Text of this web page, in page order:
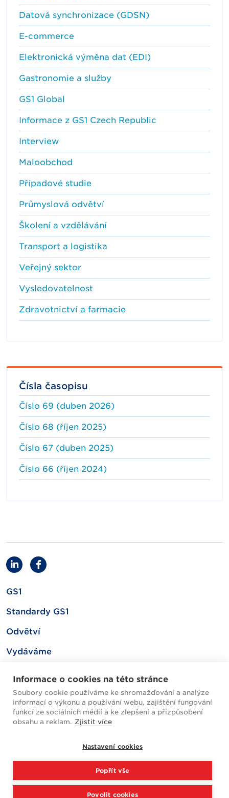
Datová synchronizace (GDSN)
E-commerce
Elektronická výměna dat (EDI)
Gastronomie a služby
GS1 Global
Informace z GS1 Czech Republic
Interview
Maloobchod
Případové studie
Průmyslová odvětví
Školení a vzdělávání
Transport a logistika
Veřejný sektor
Vysledovatelnost
Zdravotnictví a farmacie
Čísla časopisu
Číslo 69 (duben 2026)
Číslo 68 (říjen 2025)
Číslo 67 (duben 2025)
Číslo 66 (říjen 2024)
GS1
Standardy GS1
Odvětví
Vydáváme
Mapa webu
Informace o cookies na této stránce
Soubory cookie používáme ke shromažďování a analýze
informací o výkonu a používání webu, zajištění fungování
funkcí ze sociálních médií a ke zlepšení a přizpůsobení
obsahu a reklam. Zjistit více
Nastavení cookies
Popřít vše
Povolit cookies